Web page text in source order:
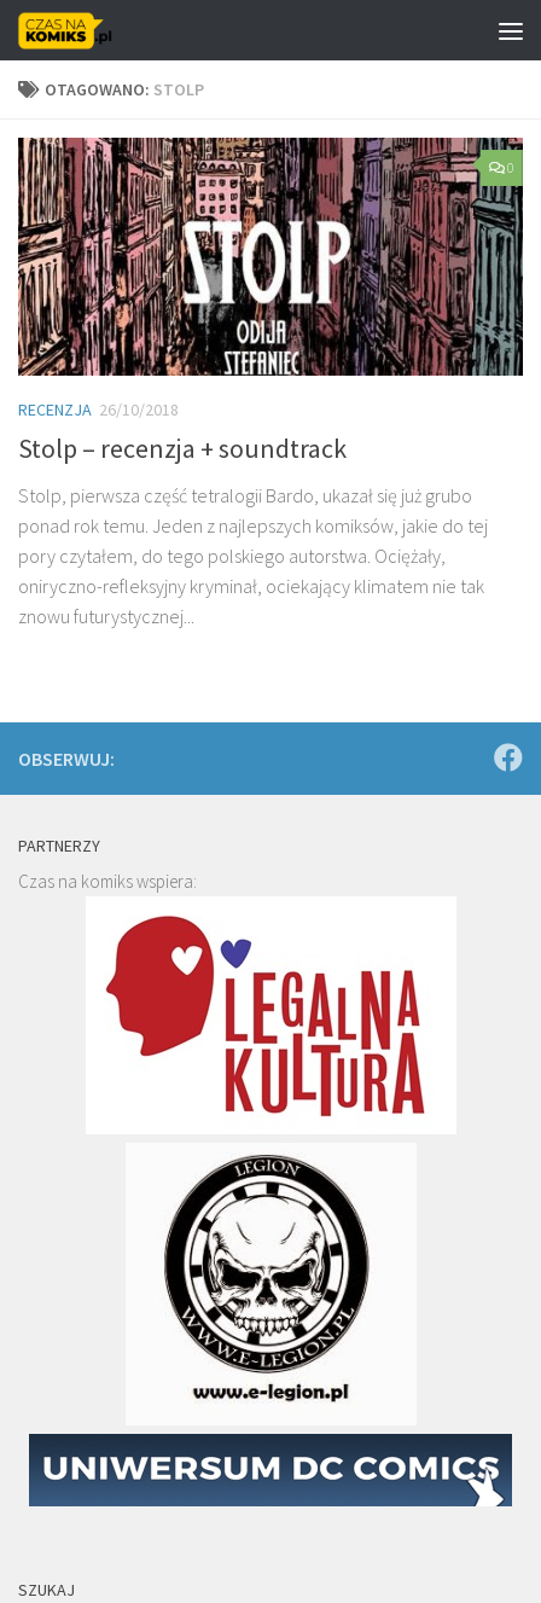
Skip to content
OTAGOWANO: STOLP
0
RECENZJA 26/10/2018
Stolp – recenzja + soundtrack
Stolp, pierwsza część tetralogii Bardo, ukazał się już grubo
ponad rok temu. Jeden z najlepszych komiksów, jakie do tej
pory czytałem, do tego polskiego autorstwa. Ociężały,
oniryczno-refleksyjny kryminał, ociekający klimatem nie tak
znowu futurystycznej...
OBSERWUJ:
PARTNERZY
Czas na komiks wspiera:
SZUKAJ